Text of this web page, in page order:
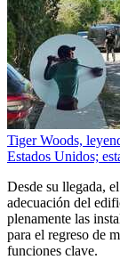
Tiger Woods,
Estados Unidos;
Desde su llegada,
adecuación del
plenamente las
para el regreso de
funciones clave.